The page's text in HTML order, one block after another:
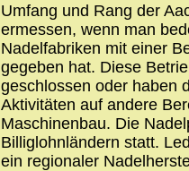
Umfang und Rang der
ermessen, wenn man
Nadelfabriken mit einer
gegeben hat. Diese
geschlossen oder haben
Aktivitäten auf andere
Maschinenbau. Die
Billiglohnländern statt.
ein regionaler